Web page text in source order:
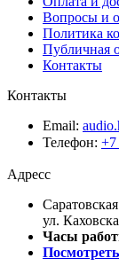
Вопросы и
Политика
Публичная
Контакты
Контакты
Email:
Телефон: +7
Адресс
ул.
Часы